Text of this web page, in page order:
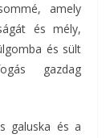
amely
és mély,
és sült
gazdag
galuska és a